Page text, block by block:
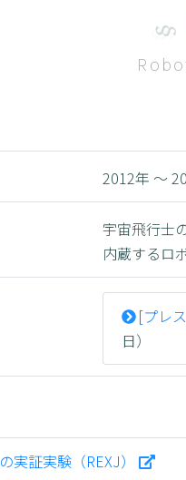
2012年 ～
宇宙飛行士
内蔵するロ
[プレ
日）
実証実験（REXJ）